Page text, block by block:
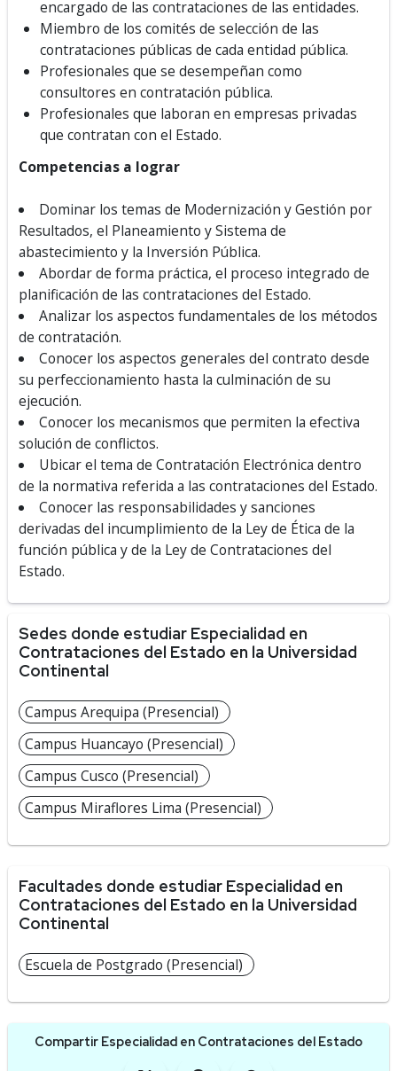
encargado de las contrataciones de las entidades.
Miembro de los comités de selección de las
contrataciones públicas de cada entidad pública.
Profesionales que se desempeñan como
consultores en contratación pública.
Profesionales que laboran en empresas privadas
que contratan con el Estado.
Competencias a lograr
Dominar los temas de Modernización y Gestión por
Resultados, el Planeamiento y Sistema de
abastecimiento y la Inversión Pública.
Abordar de forma práctica, el proceso integrado de
planificación de las contrataciones del Estado.
Analizar los aspectos fundamentales de los métodos
de contratación.
Conocer los aspectos generales del contrato desde
su perfeccionamiento hasta la culminación de su
ejecución.
Conocer los mecanismos que permiten la efectiva
solución de conflictos.
Ubicar el tema de Contratación Electrónica dentro
de la normativa referida a las contrataciones del Estado.
Conocer las responsabilidades y sanciones
derivadas del incumplimiento de la Ley de Ética de la
función pública y de la Ley de Contrataciones del
Estado.
Sedes donde estudiar Especialidad en
Contrataciones del Estado en la Universidad
Continental
Campus Arequipa (Presencial)
Campus Huancayo (Presencial)
Campus Cusco (Presencial)
Campus Miraflores Lima (Presencial)
Facultades donde estudiar Especialidad en
Contrataciones del Estado en la Universidad
Continental
Escuela de Postgrado (Presencial)
Compartir Especialidad en Contrataciones del Estado